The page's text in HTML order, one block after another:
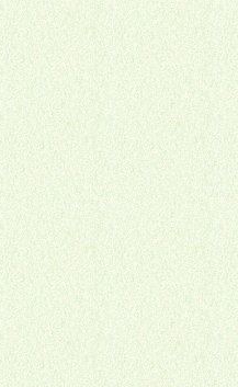
2025年07月08日
2025年07月08日
2025年06月20日
2025年06月19日
2025年06月17日 6
2025年06月05日